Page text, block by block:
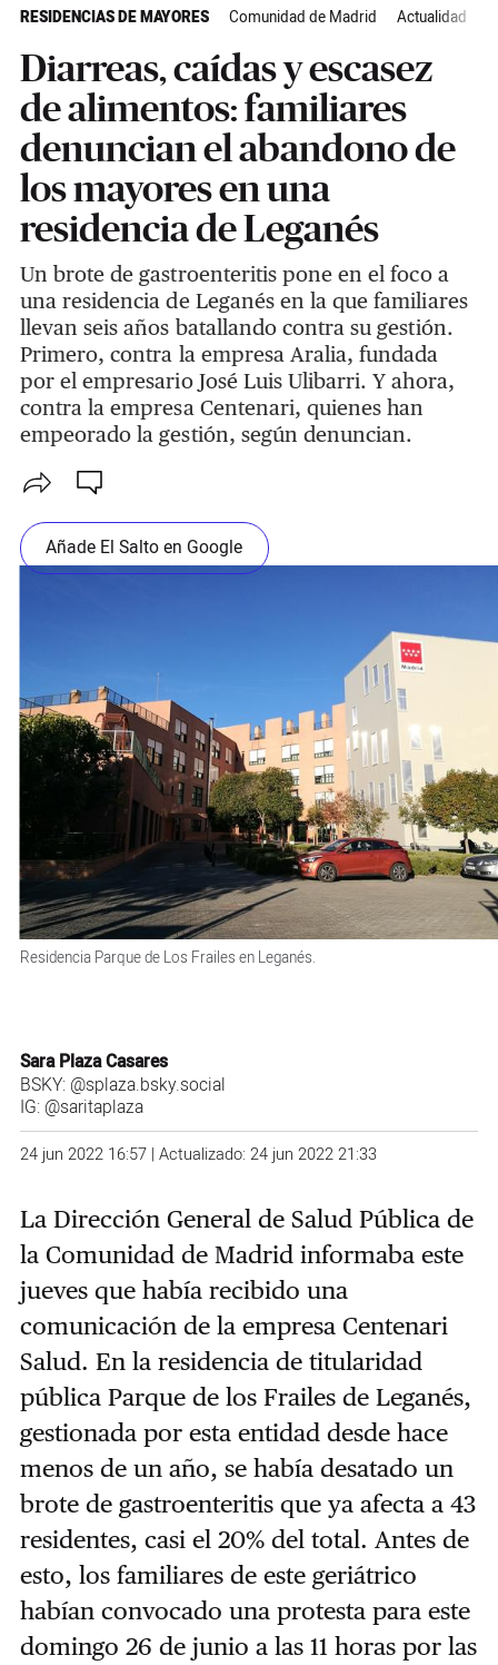
RESIDENCIAS DE MAYORES Comunidad de Madrid Actualidad
Diarreas, caídas y escasez
de alimentos: familiares
denuncian el abandono de
los mayores en una
residencia de Leganés
Un brote de gastroenteritis pone en el foco a
una residencia de Leganés en la que familiares
llevan seis años batallando contra su gestión.
Primero, contra la empresa Aralia, fundada
por el empresario José Luis Ulibarri. Y ahora,
contra la empresa Centenari, quienes han
empeorado la gestión, según denuncian.
Añade El Salto en Google
Residencia Parque de Los Frailes en Leganés.
Sara Plaza Casares
BSKY: @splaza.bsky.social
IG: @saritaplaza
24 jun 2022 16:57 | Actualizado: 24 jun 2022 21:33
La Dirección General de Salud Pública de
la Comunidad de Madrid informaba este
jueves que había recibido una
comunicación de la empresa Centenari
Salud. En la residencia de titularidad
pública Parque de los Frailes de Leganés,
gestionada por esta entidad desde hace
menos de un año, se había desatado un
brote de gastroenteritis que ya afecta a 43
residentes, casi el 20% del total. Antes de
esto, los familiares de este geriátrico
habían convocado una protesta para este
domingo 26 de junio a las 11 horas por las